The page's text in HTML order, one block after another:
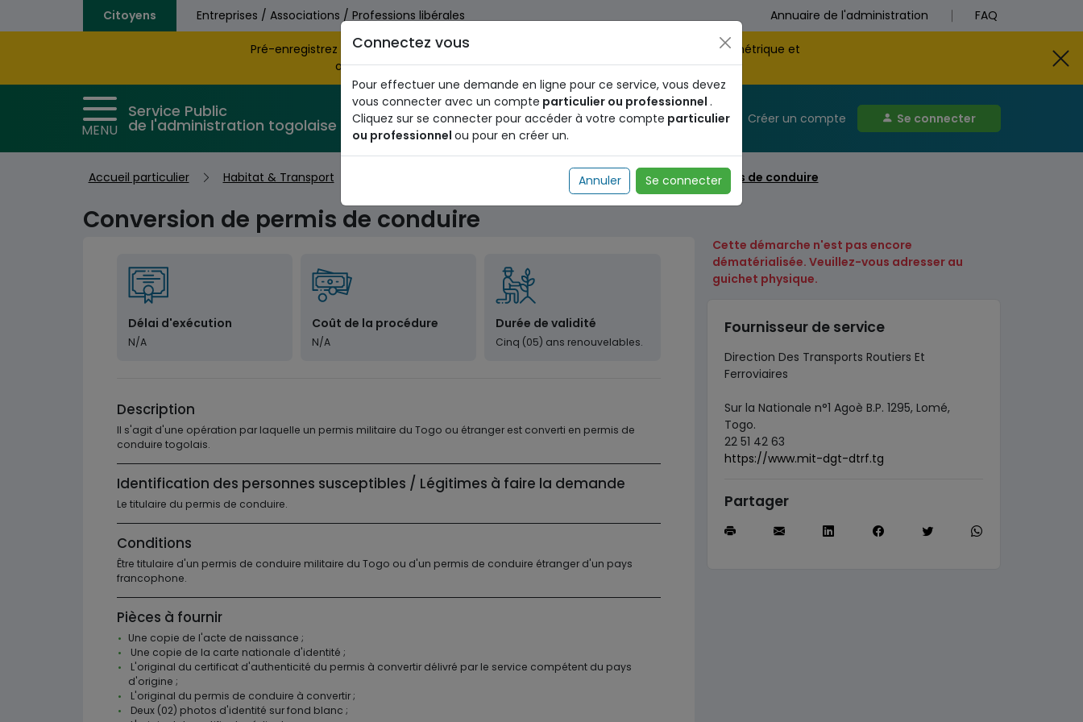
Aller au contenu principal
Citoyens Entreprises / Associations / Professions libérales Annuaire de l'administration FAQ
Pré-enregistrez vous dès maintenant pour le programme national d'identification biométrique et
obtenez votre Numéro d'Identification Unique (NIU) en cliquantICI.
MENU
Service Public
de l'administration togolaise Créer un compte Se connecter
Accueil particulier Habitat & Transport Transport (documents, titres, permis) Conversion de permis de conduire
Conversion de permis de conduire
Délai d'exécution
N/A
Coût de la procédure
N/A
Durée de validité
Cinq (05) ans renouvelables.
Description
Il s'agit d'une opération par laquelle un permis militaire du Togo ou étranger est converti en permis de
conduire togolais.
Identification des personnes susceptibles / Légitimes à faire la demande
Le titulaire du permis de conduire.
Conditions
Être titulaire d'un permis de conduire militaire du Togo ou d'un permis de conduire étranger d'un pays
francophone.
Pièces à fournir
Une copie de l'acte de naissance ;
Une copie de la carte nationale d'identité ;
L'original du certificat d'authenticité du permis à convertir délivré par le service compétent du pays
d'origine ;
L'original du permis de conduire à convertir ;
Deux (02) photos d'identité sur fond blanc ;
Cette démarche n'est pas encore
dématérialisée. Veuillez-vous adresser au
guichet physique.
Fournisseur de service
Direction Des Transports Routiers Et
Ferroviaires
Sur la Nationale n°1 Agoè B.P. 1295, Lomé,
Togo.
22 51 42 63
https://www.mit-dgt-dtrf.tg
Partager
Connectez vous
Pour effectuer une demande en ligne pour ce service, vous devez
vous connecter avec un compte particulier ou professionnel .
Cliquez sur se connecter pour accéder à votre compte particulier
ou professionnel ou pour en créer un.
Annuler Se connecter